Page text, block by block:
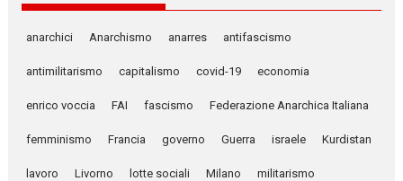
anarchici Anarchismo anarres antifascismo
antimilitarismo capitalismo covid-19 economia
enrico voccia FAI fascismo Federazione Anarchica Italiana
femminismo Francia governo Guerra israele Kurdistan
lavoro Livorno lotte sociali Milano militarismo